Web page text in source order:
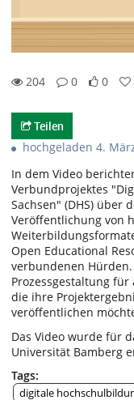
204
0
0
Teilen
hochgeladen 4.
In dem Video
Verbundprojektes
Sachsen" (DHS) über
Veröffentlichung von
Open Educational
verbundenen
Prozessgestaltung
die ihre
veröffentlichen
Das Video wurde für
Universität Bamberg
Tags:
digitale